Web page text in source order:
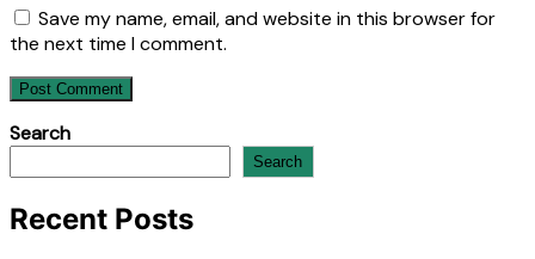
Save my name, email, and website in this browser for
the next time I comment.
Search
Search
Recent Posts